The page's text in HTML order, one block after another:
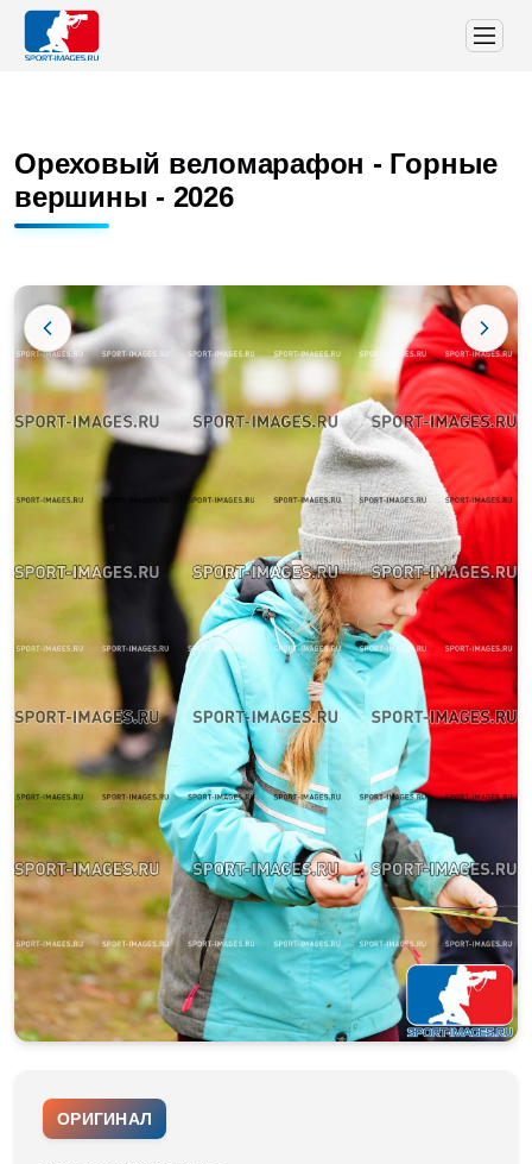
Ореховый веломарафон - Горные
вершины - 2026
ОРИГИНАЛ